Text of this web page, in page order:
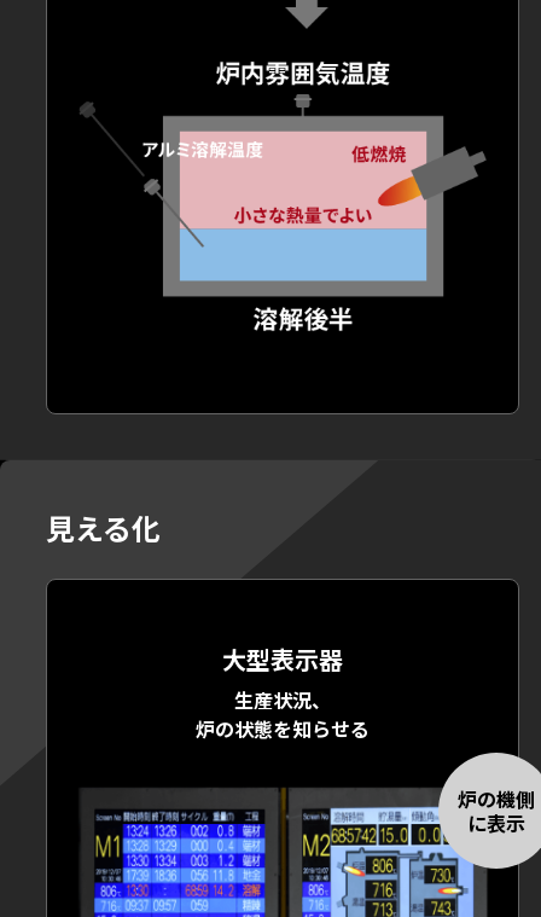
見える化
大型表示器
生産状況、
炉の状態を知らせる
炉の機側
に表示